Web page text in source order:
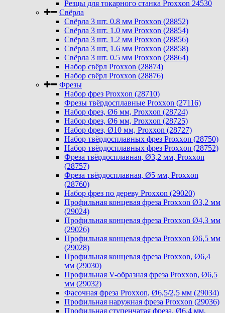
Резцы для токарного станка Proxxon 24530
Свёрла
Свёрла 3 шт. 0.8 мм Proxxon (28852)
Свёрла 3 шт. 1.0 мм Proxxon (28854)
Свёрла 3 шт. 1.2 мм Proxxon (28856)
Свёрла 3 шт, 1.6 мм Proxxon (28858)
Свёрла 3 шт. 0.5 мм Proxxon (28864)
Набор свёрл Proxxon (28874)
Набор свёрл Proxxon (28876)
Фрезы
Набор фрез Proxxon (28710)
Фрезы твёрдосплавные Proxxon (27116)
Набор фрез, Ø6 мм, Proxxon (28724)
Набор фрез, Ø6 мм, Proxxon (28725)
Набор фрез, Ø10 мм, Proxxon (28727)
Набор твёрдосплавных фрез Proxxon (28750)
Набор твёрдосплавных фрез Proxxon (28752)
Фреза твёрдосплавная, Ø3,2 мм, Proxxon
(28757)
Фреза твёрдосплавная, Ø5 мм, Proxxon
(28760)
Набор фрез по дереву Proxxon (29020)
Профильная концевая фреза Proxxon Ø3,2 мм
(29024)
Профильная концевая фреза Proxxon Ø4,3 мм
(29026)
Профильная концевая фреза Proxxon Ø6,5 мм
(29028)
Профильная концевая фреза Proxxon, Ø6,4
мм (29030)
Профильная V-образная фреза Proxxon, Ø6,5
мм (29032)
Фасочная фреза Proxxon, Ø6,5/2,5 мм (29034)
Профильная наружная фреза Proxxon (29036)
Профильная ступенчатая фреза, Ø6,4 мм,